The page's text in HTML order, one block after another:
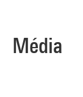
Média